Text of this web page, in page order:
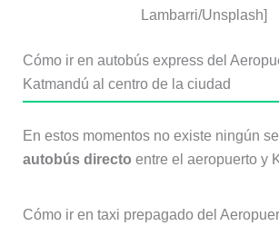
Lambarri/Unsplash]
Cómo ir en autobús express del
Katmandú al centro de la ciudad
En estos momentos no existe ningún
autobús directo entre el aeropuerto y
Cómo ir en taxi prepagado del